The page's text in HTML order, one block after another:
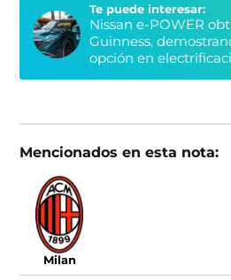
Te puede interesar:
Nissan e‑POWER
Guinness,
opción en
Mencionados en esta nota:
Milan